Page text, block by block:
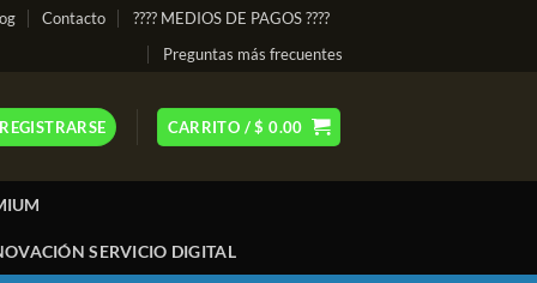
Contacto
???? MEDIOS DE PAGOS ????
Preguntas más frecuentes
CARRITO /$ 0.00
SERVICIO DIGITAL